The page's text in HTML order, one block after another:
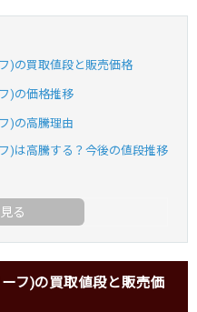
)の買取値段と販売価格
)の価格推移
)の高騰理由
)は高騰する？今後の値段推移
フ)の買取値段と販売価